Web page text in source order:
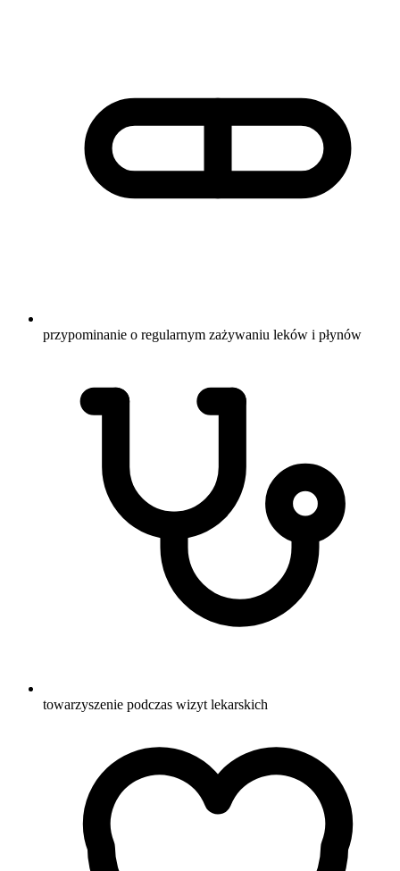
przypominanie o regularnym zażywaniu leków i płynów
towarzyszenie podczas wizyt lekarskich